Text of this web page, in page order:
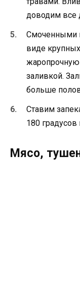
доводим все
Смоченными
виде
заливкой.
больше
Ставим
180 градусов
Мясо,